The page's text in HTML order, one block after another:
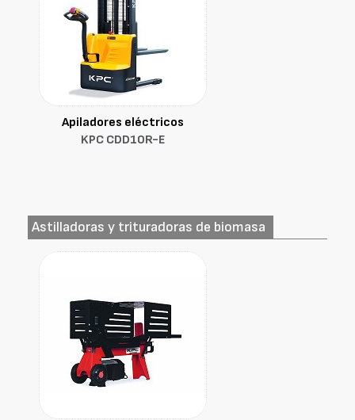
Apiladores eléctricos
KPC CDD10R-E
Astilladoras y trituradoras de biomasa